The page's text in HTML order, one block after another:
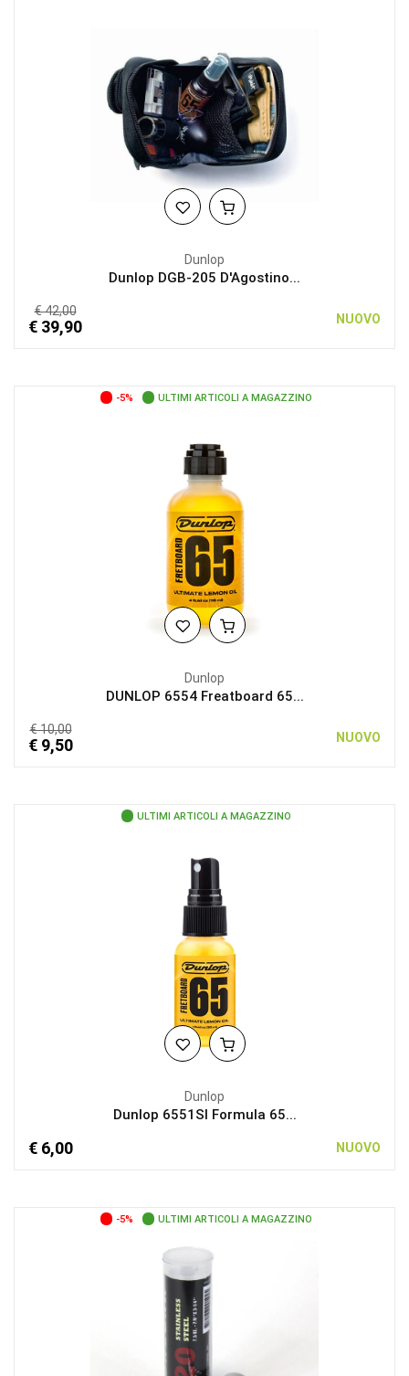
Dunlop
Dunlop DGB-205 D'Agostino...
€ 42,00
€ 39,90 NUOVO
-5% ULTIMI ARTICOLI A MAGAZZINO
Dunlop
DUNLOP 6554 Freatboard 65...
€ 10,00
€ 9,50 NUOVO
ULTIMI ARTICOLI A MAGAZZINO
Dunlop
Dunlop 6551SI Formula 65...
€ 6,00 NUOVO
-5% ULTIMI ARTICOLI A MAGAZZINO